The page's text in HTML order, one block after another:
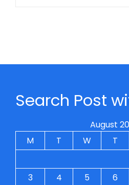
Search Post
August
M
T W T
3
4 5 6